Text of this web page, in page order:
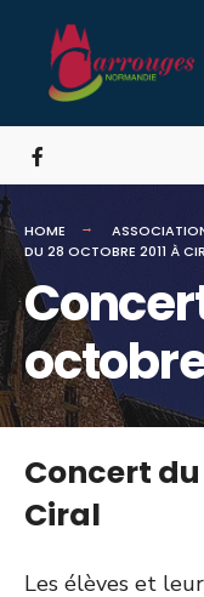
content
HOME
DU 28 OCTOBRE 2011 À
Concert du
Ciral
Les élèves et
for: